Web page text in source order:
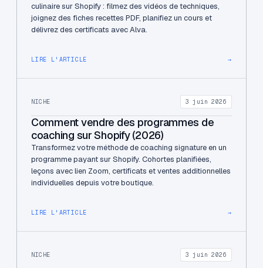
culinaire sur Shopify : filmez des vidéos de techniques,
joignez des fiches recettes PDF, planifiez un cours et
délivrez des certificats avec Alva.
LIRE L'ARTICLE →
NICHE 3 juin 2026
Comment vendre des programmes de
coaching sur Shopify (2026)
Transformez votre méthode de coaching signature en un
programme payant sur Shopify. Cohortes planifiées,
leçons avec lien Zoom, certificats et ventes additionnelles
individuelles depuis votre boutique.
LIRE L'ARTICLE →
NICHE 3 juin 2026